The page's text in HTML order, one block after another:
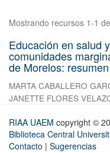
Mostrando recursos 1-1
Educación en salud
comunidades
de Morelos:
MARTA CABALLERO
JANETTE FLORES
RIAA UAEM copyright ©
Biblioteca Central
Contacto | Sugerencias